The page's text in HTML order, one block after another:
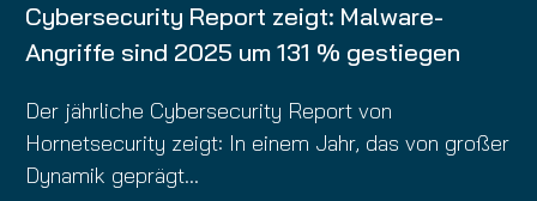
Cybersecurity Report zeigt: Malware-
Angriffe sind 2025 um 131 % gestiegen
Der jährliche Cybersecurity Report von
Hornetsecurity zeigt: In einem Jahr, das von großer
Dynamik geprägt…